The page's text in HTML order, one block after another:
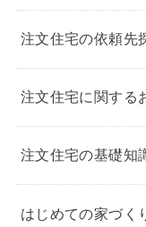
注文住宅の依頼先
注文住宅に関する
注文住宅の基礎知
はじめての家づく